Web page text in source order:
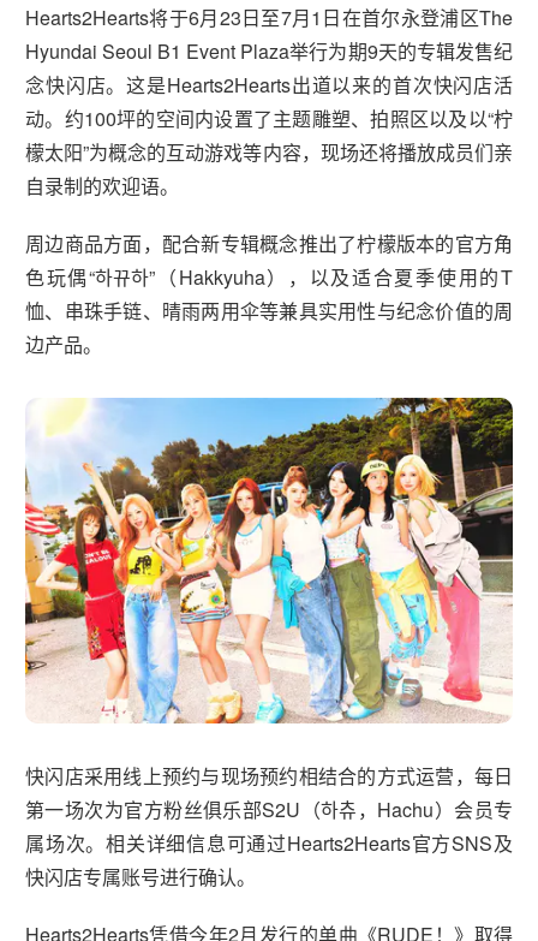
Hearts2Hearts将于6月23日至7月1日在首尔永登浦区The
Hyundai Seoul B1 Event Plaza举行为期9天的专辑发售纪
念快闪店。这是Hearts2Hearts出道以来的首次快闪店活
动。约100坪的空间内设置了主题雕塑、拍照区以及以“柠
檬太阳”为概念的互动游戏等内容，现场还将播放成员们亲
自录制的欢迎语。
周边商品方面，配合新专辑概念推出了柠檬版本的官方角
色玩偶“하뀨하”（Hakkyuha），以及适合夏季使用的T
恤、串珠手链、晴雨两用伞等兼具实用性与纪念价值的周
边产品。
快闪店采用线上预约与现场预约相结合的方式运营，每日
第一场次为官方粉丝俱乐部S2U（하츄，Hachu）会员专
属场次。相关详细信息可通过Hearts2Hearts官方SNS及
快闪店专属账号进行确认。
Hearts2Hearts凭借今年2月发行的单曲《RUDE！》取得